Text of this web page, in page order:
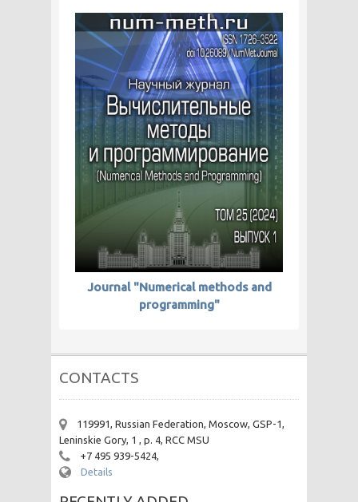
Journal "Numerical methods and
programming"
CONTACTS
119991, Russian Federation, Moscow, GSP-1,
Leninskie Gory, 1 , p. 4, RCC MSU
+7 495 939-5424,
Details